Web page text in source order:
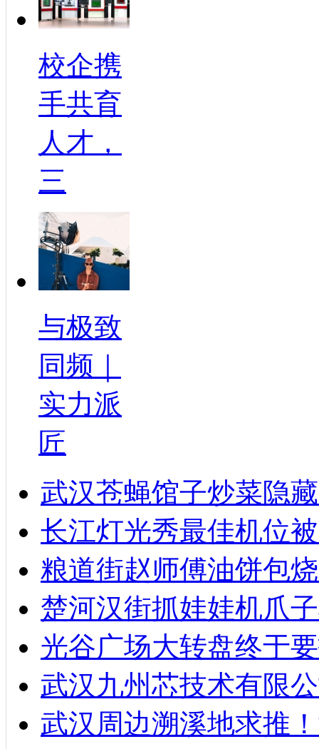
校企携
手共育
人才，
三
与极致
同频｜
实力派
匠
武汉苍蝇馆子炒菜隐
长江灯光秀最佳机位
粮道街赵师傅油饼包
楚河汉街抓娃娃机爪
光谷广场大转盘终于
武汉九州芯技术有限
武汉周边溯溪地求推